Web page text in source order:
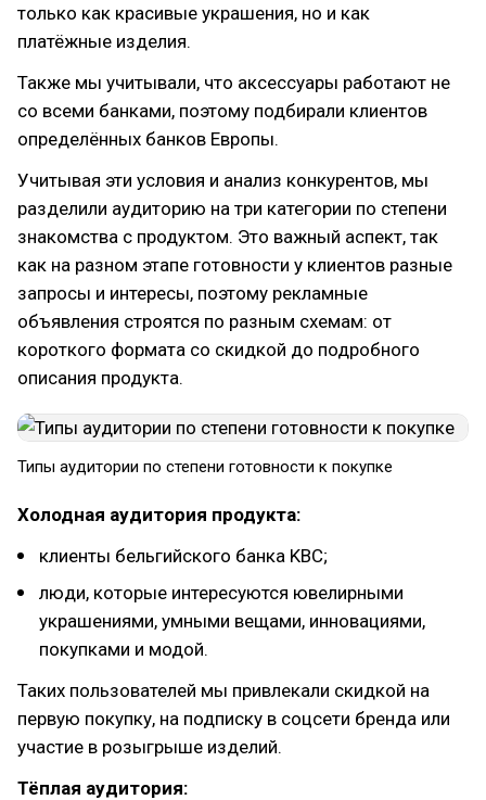
только как красивые украшения, но и как
платёжные изделия.
Также мы учитывали, что аксессуары работают не
со всеми банками, поэтому подбирали клиентов
определённых банков Европы.
Учитывая эти условия и анализ конкурентов, мы
разделили аудиторию на три категории по степени
знакомства с продуктом. Это важный аспект, так
как на разном этапе готовности у клиентов разные
запросы и интересы, поэтому рекламные
объявления строятся по разным схемам: от
короткого формата со скидкой до подробного
описания продукта.
Типы аудитории по степени готовности к покупке
Холодная аудитория продукта:
клиенты бельгийского банка KBC;
люди, которые интересуются ювелирными
украшениями, умными вещами, инновациями,
покупками и модой.
Таких пользователей мы привлекали скидкой на
первую покупку, на подписку в соцсети бренда или
участие в розыгрыше изделий.
Тёплая аудитория: